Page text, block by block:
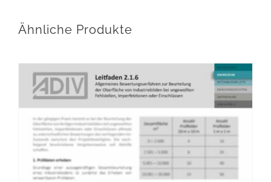
Betons
-
Kurzversion
[Digital]
Menge
Ähnliche Produkte